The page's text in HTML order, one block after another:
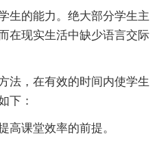
的能力。绝大部分学生主
在现实生活中缺少语言交际
，在有效的时间内使学生
下：
课堂效率的前提。